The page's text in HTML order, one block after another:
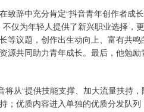
致辞中充分肯定“抖音青年创作者成
不仅为年轻人提供了新兴职业选择
等议题，创作出生动向上、富有共
源共同助力青年成长。最后，他勉
将从“提供技能支撑、加大流量扶持
；优质内容进入单独的优质分发队